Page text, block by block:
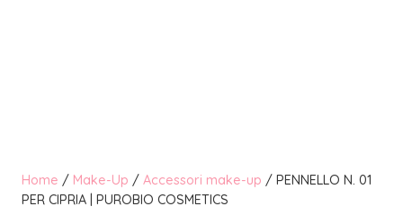
Home / Make-Up / Accessori make-up / PENNELLO N. 01
PER CIPRIA | PUROBIO COSMETICS